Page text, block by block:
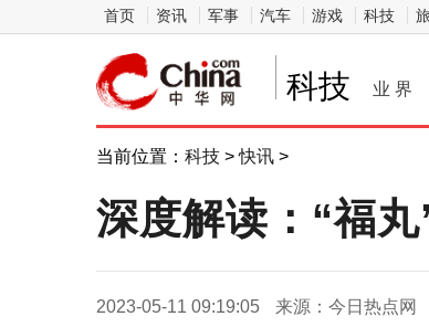
首页 资讯 军事 汽车 游戏 科技
科技 业 界
当前位置： 科技 >快讯 >
深度解读：“福
2023-05-11 09:19:05 来源：今日热点网